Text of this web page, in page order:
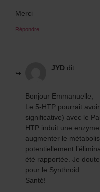
Merci
Répondre
JYD dit :
Bonjour Emmanuelle,
Le 5-HTP pourrait
significative) avec le
HTP induit une
augmenter le
potentiellement
été rapportée. Je
pour le Synthroid.
Santé!